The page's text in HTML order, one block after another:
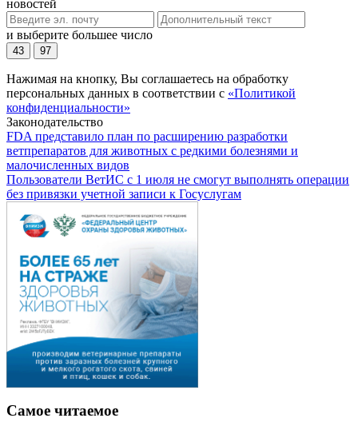
новостей
и выберите большее число
43 97
Нажимая на кнопку, Вы соглашаетесь на обработку
персональных данных в соответствии с «Политикой
конфиденциальности»
Законодательство
FDA представило план по расширению разработки
ветпрепаратов для животных с редкими болезнями и
малочисленных видов
Пользователи ВетИС с 1 июля не смогут выполнять операции
без привязки учетной записи к Госуслугам
Самое читаемое